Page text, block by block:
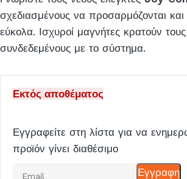
σχεδιασμένους να προσαρμόζονται
εύκολα. Ισχυροί μαγνήτες κρατούν
συνδεδεμένους με το σύστημα.
Εκτός αποθέματος
Εγγραφείτε στη λίστα για να
προϊόν γίνει διαθέσιμο
Εγγραφη